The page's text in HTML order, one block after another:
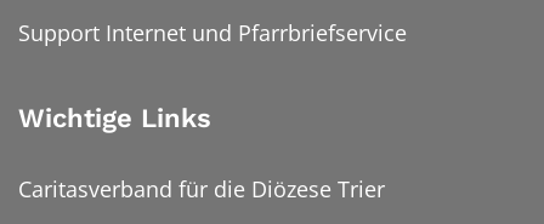
Support Internet und Pfarrbriefservice
Wichtige Links
Caritasverband für die Diözese Trier